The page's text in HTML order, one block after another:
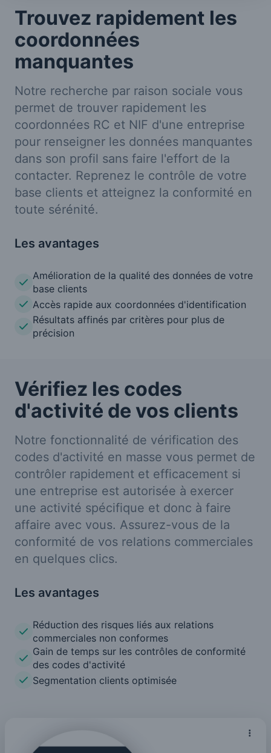
Trouvez rapidement les
coordonnées
manquantes
Notre recherche par raison sociale vous
permet de trouver rapidement les
coordonnées RC et NIF d'une entreprise
pour renseigner les données manquantes
dans son profil sans faire l'effort de la
contacter. Reprenez le contrôle de votre
base clients et atteignez la conformité en
toute sérénité.
Les avantages
Amélioration de la qualité des données de votre
base clients
Accès rapide aux coordonnées d'identification
Résultats affinés par critères pour plus de
précision
Vérifiez les codes
d'activité de vos clients
Notre fonctionnalité de vérification des
codes d'activité en masse vous permet de
contrôler rapidement et efficacement si
une entreprise est autorisée à exercer
une activité spécifique et donc à faire
affaire avec vous. Assurez-vous de la
conformité de vos relations commerciales
en quelques clics.
Les avantages
Réduction des risques liés aux relations
commerciales non conformes
Gain de temps sur les contrôles de conformité
des codes d'activité
Segmentation clients optimisée